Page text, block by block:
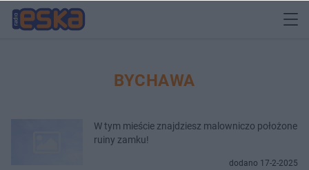
BYCHAWA
W tym mieście znajdziesz malowniczo położone
ruiny zamku!
dodano 17-2-2025